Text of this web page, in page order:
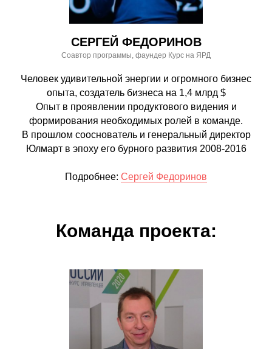
СЕРГЕЙ ФЕДОРИНОВ
Соавтор программы, фаундер Курс на ЯРД
Человек удивительной энергии и огромного бизнес
опыта, создатель бизнеса на 1,4 млрд $
Опыт в проявлении продуктового видения и
формирования необходимых ролей в команде.
В прошлом сооснователь и генеральный директор
Юлмарт в эпоху его бурного развития 2008-2016
Подробнее: Сергей Федоринов
Команда проекта: